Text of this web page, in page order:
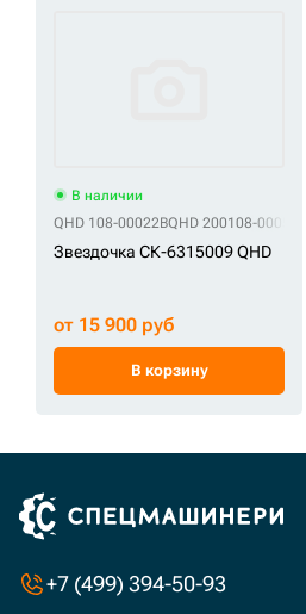
В наличии
QHD 108-00022BQHD 200108-00055
Звездочка СК-6315009 QHD
от 15 900 руб
В корзину
+7 (499) 394-50-93